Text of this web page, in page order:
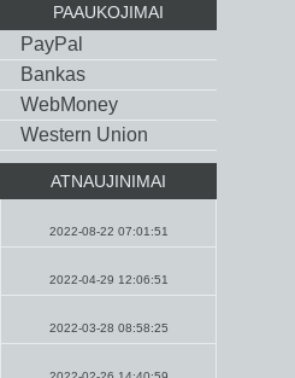
PAAUKOJIMAI
PayPal
Bankas
WebMoney
Western Union
ATNAUJINIMAI
2022-08-22 07:01:51
2022-04-29 12:06:51
2022-03-28 08:58:25